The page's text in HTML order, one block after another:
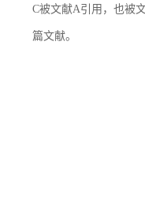
C被文献A引用，也被
篇文献。